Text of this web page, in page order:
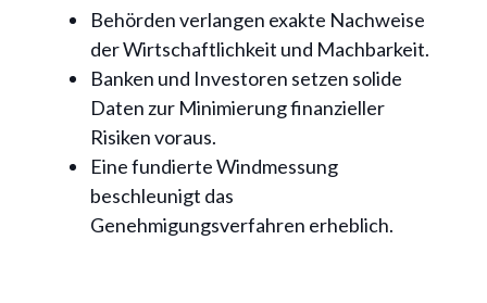
Behörden verlangen exakte Nachweise
der Wirtschaftlichkeit und Machbarkeit.
Banken und Investoren setzen solide
Daten zur Minimierung finanzieller
Risiken voraus.
Eine fundierte Windmessung
beschleunigt das
Genehmigungsverfahren erheblich.